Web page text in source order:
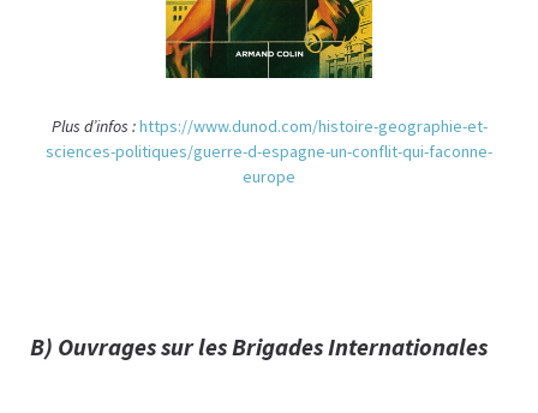
Plus d’infos :https://www.dunod.com/histoire-geographie-et-
sciences-politiques/guerre-d-espagne-un-conflit-qui-faconne-
europe
B) Ouvrages sur les Brigades Internationales